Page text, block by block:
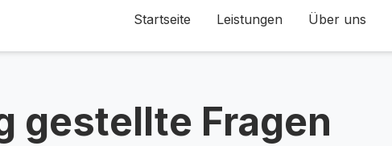
Startseite Leistungen Über uns
gestellte Fragen